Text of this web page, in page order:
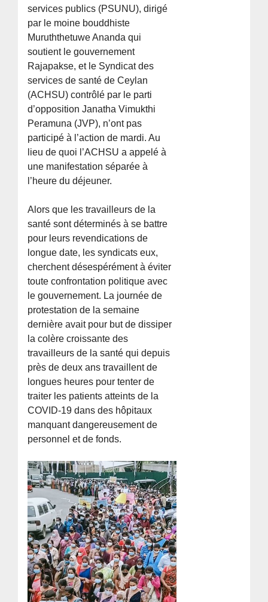
services publics (PSUNU), dirigé
par le moine bouddhiste
Muruththetuwe Ananda qui
soutient le gouvernement
Rajapakse, et le Syndicat des
services de santé de Ceylan
(ACHSU) contrôlé par le parti
d’opposition Janatha Vimukthi
Peramuna (JVP), n’ont pas
participé à l’action de mardi. Au
lieu de quoi l’ACHSU a appelé à
une manifestation séparée à
l’heure du déjeuner.
Alors que les travailleurs de la
santé sont déterminés à se battre
pour leurs revendications de
longue date, les syndicats eux,
cherchent désespérément à éviter
toute confrontation politique avec
le gouvernement. La journée de
protestation de la semaine
dernière avait pour but de dissiper
la colère croissante des
travailleurs de la santé qui depuis
près de deux ans travaillent de
longues heures pour tenter de
traiter les patients atteints de la
COVID-19 dans des hôpitaux
manquant dangereusement de
personnel et de fonds.